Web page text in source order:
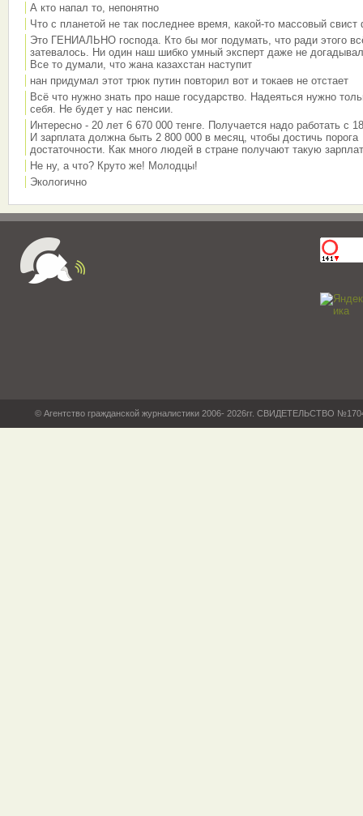
А кто напал то, непонятно
Что с планетой не так последнее время, какой-то массовый свист
Это ГЕНИАЛЬНО господа. Кто бы мог подумать, что ради этого
затевалось. Ни один наш шибко умный эксперт даже не
Все то думали, что жана казахстан наступит
нан придумал этот трюк путин повторил вот и токаев не отстает
Всё что нужно знать про наше государство. Надеяться нужно
себя. Не будет у нас пенсии.
Интересно - 20 лет 6 670 000 тенге. Получается надо работать с
И зарплата должна быть 2 800 000 в месяц, чтобы достичь порога
достаточности. Как много людей в стране получают такую
Не ну, а что? Круто же! Молодцы!
Экологично
© Агентство гражданской журналистики 2006- 2026гг. СВИДЕТЕЛЬСТВО